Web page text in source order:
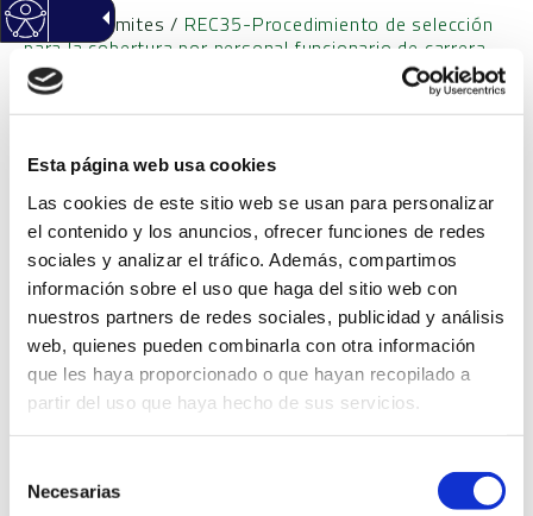
Esta página web usa cookies
Las cookies de este sitio web se usan para personalizar
el contenido y los anuncios, ofrecer funciones de redes
sociales y analizar el tráfico. Además, compartimos
información sobre el uso que haga del sitio web con
nuestros partners de redes sociales, publicidad y análisis
web, quienes pueden combinarla con otra información
que les haya proporcionado o que hayan recopilado a
partir del uso que haya hecho de sus servicios.
Necesarias
Inicio Trámites / REC35-Procedimiento de selección
para la cobertura por personal funcionario de carrera
de una plaza de técnico/a medio de Bibliotecas del
Ayuntamiento de San Vicente del Raspeig
REC35-Procedimiento de
selección para la cobertura
por personal funcionario de
carrera de una plaza de